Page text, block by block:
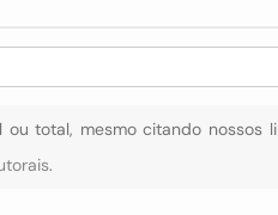
total, mesmo citando nossos
.